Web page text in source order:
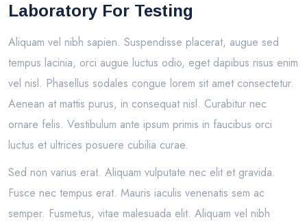
Laboratory For Testing
Aliquam vel nibh sapien. Suspendisse placerat, augue sed
tempus lacinia, orci augue luctus odio, eget dapibus risus enim
vel nisl. Phasellus sodales congue lorem sit amet consectetur.
Aenean at mattis purus, in consequat nisl. Curabitur nec
ornare felis. Vestibulum ante ipsum primis in faucibus orci
luctus et ultrices posuere cubilia curae.
Sed non varius erat. Aliquam vulputate nec elit et gravida.
Fusce nec tempus erat. Mauris iaculis venenatis sem ac
semper. Fusmetus, vitae malesuada elit. Aliquam vel nibh